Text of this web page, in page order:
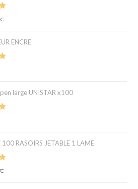
ENCRE
large UNISTAR x100
100 RASOIRS JETABLE 1 LAME